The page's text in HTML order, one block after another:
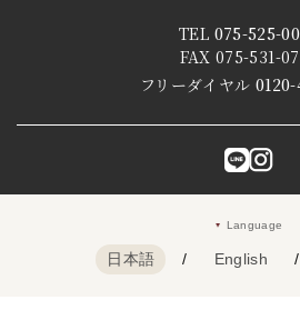
TEL 075-525-
FAX 075-531-
フリーダイヤル
Language
日本語 / English /